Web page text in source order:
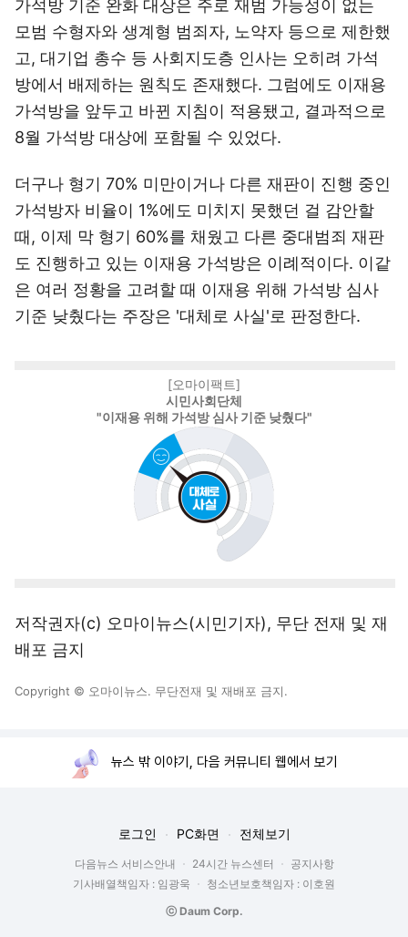
가석방 기준 완화 대상은 주로 재범 가능성이 없는
모범 수형자와 생계형 범죄자, 노약자 등으로 제한했
고, 대기업 총수 등 사회지도층 인사는 오히려 가석
방에서 배제하는 원칙도 존재했다. 그럼에도 이재용
가석방을 앞두고 바뀐 지침이 적용됐고, 결과적으로
8월 가석방 대상에 포함될 수 있었다.
더구나 형기 70% 미만이거나 다른 재판이 진행 중인
가석방자 비율이 1%에도 미치지 못했던 걸 감안할
때, 이제 막 형기 60%를 채웠고 다른 중대범죄 재판
도 진행하고 있는 이재용 가석방은 이례적이다. 이같
은 여러 정황을 고려할 때 이재용 위해 가석방 심사
기준 낮췄다는 주장은 '대체로 사실'로 판정한다.
[오마이팩트]
시민사회단체
"이재용 위해 가석방 심사 기준 낮췄다"
저작권자(c) 오마이뉴스(시민기자), 무단 전재 및 재
배포 금지
Copyright © 오마이뉴스. 무단전재 및 재배포 금지.
뉴스 밖 이야기, 다음 커뮤니티 웹에서 보기
로그인 PC화면 전체보기
다음뉴스 서비스안내 24시간 뉴스센터
공지사항
기사배열책임자 : 임광욱
청소년보호책임자 : 이호원
ⓒ Daum Corp.